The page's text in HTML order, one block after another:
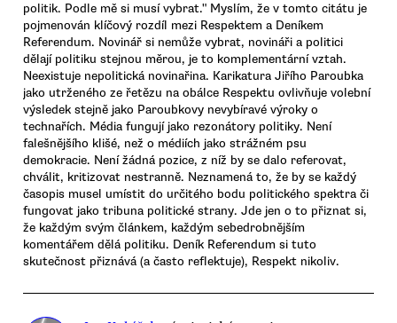
politik. Podle mě si musí vybrat." Myslím, že v tomto citátu je
pojmenován klíčový rozdíl mezi Respektem a Deníkem
Referendum. Novinář si nemůže vybrat, novináři a politici
dělají politiku stejnou měrou, je to komplementární vztah.
Neexistuje nepolitická novinařina. Karikatura Jiřího Paroubka
jako utrženého ze řetězu na obálce Respektu ovlivňuje volební
výsledek stejně jako Paroubkovy nevybíravé výroky o
technařích. Média fungují jako rezonátory politiky. Není
falešnějšího klišé, než o médiích jako strážném psu
demokracie. Není žádná pozice, z níž by se dalo referovat,
chválit, kritizovat nestranně. Neznamená to, že by se každý
časopis musel umístit do určitého bodu politického spektra či
fungovat jako tribuna politické strany. Jde jen o to přiznat si,
že každým svým článkem, každým sebedrobnějším
komentářem dělá politiku. Deník Referendum si tuto
skutečnost přiznává (a často reflektuje), Respekt nikoliv.